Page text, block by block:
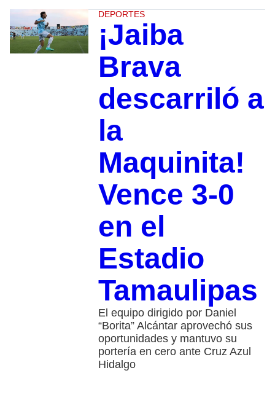
DEPORTES
¡Jaiba
Brava
descarriló a
la
Maquinita!
Vence 3-0
en el
Estadio
Tamaulipas
El equipo dirigido por Daniel
“Borita” Alcántar aprovechó sus
oportunidades y mantuvo su
portería en cero ante Cruz Azul
Hidalgo